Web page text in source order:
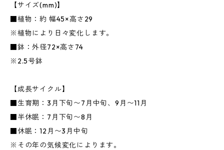
【サイズ(mm)】
■植物：約 幅45×高さ29
※植物により日々変化します。
■鉢：外径72×高さ74
※2.5号鉢
【成長サイクル】
■生育期：3月下旬〜7月中旬、9月〜11月
■半休眠：7月下旬〜8月
■休眠：12月〜3月中旬
※その年の気候変化によります。